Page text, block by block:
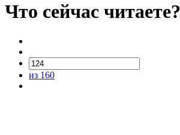
Что сейчас читаете?
из 160